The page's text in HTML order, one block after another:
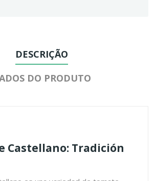
DESCRIÇÃO
DO PRODUTO
Castellano: Tradición